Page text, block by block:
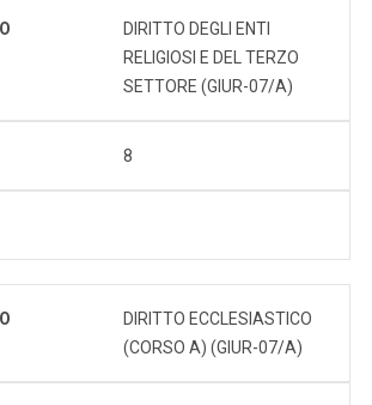
DIRITTO DEGLI ENTI
RELIGIOSI E DEL TERZO
SETTORE (GIUR-07/A)
8
DIRITTO ECCLESIASTICO
(CORSO A) (GIUR-07/A)